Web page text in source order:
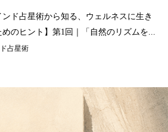
月と、じぶんと。−インド占星術と、
ムの出会い
ウェルネス